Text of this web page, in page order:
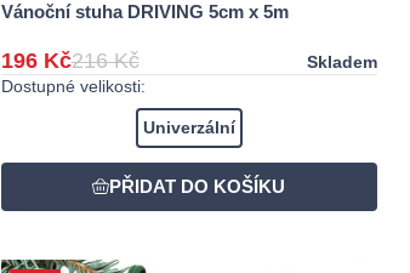
Vánoční stuha DRIVING 5cm x 5m
196 Kč216 Kč
Skladem
Dostupné velikosti:
Univerzální